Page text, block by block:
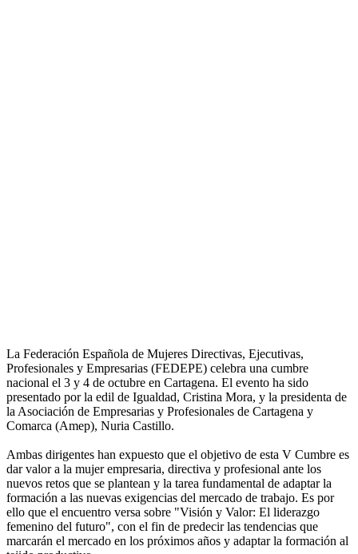
La Federación Española de Mujeres Directivas, Ejecutivas,
Profesionales y Empresarias (FEDEPE) celebra una cumbre
nacional el 3 y 4 de octubre en Cartagena. El evento ha sido
presentado por la edil de Igualdad, Cristina Mora, y la presidenta de
la Asociación de Empresarias y Profesionales de Cartagena y
Comarca (Amep), Nuria Castillo.
Ambas dirigentes han expuesto que el objetivo de esta V Cumbre es
dar valor a la mujer empresaria, directiva y profesional ante los
nuevos retos que se plantean y la tarea fundamental de adaptar la
formación a las nuevas exigencias del mercado de trabajo. Es por
ello que el encuentro versa sobre "Visión y Valor: El liderazgo
femenino del futuro", con el fin de predecir las tendencias que
marcarán el mercado en los próximos años y adaptar la formación al